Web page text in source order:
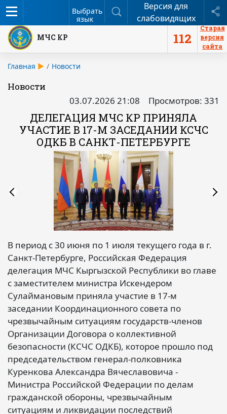
Меню
Выбрать
язык
ПоискВерсия для
слабовидящих
МЧС КР 112
Старая
версия
сайта
Главная Новости
Новости
03.07.2026 21:08
Просмотров: 331
ДЕЛЕГАЦИЯ МЧС КР ПРИНЯЛА
УЧАСТИЕ В 17-М ЗАСЕДАНИИ КСЧС
ОДКБ В САНКТ-ПЕТЕРБУРГЕ
В период с 30 июня по 1 июля текущего года в г.
Санкт-Петербурге, Российская Федерация
делегация МЧС Кыргызской Республики во главе
с заместителем министра Искендером
Сулаймановым приняла участие в 17-м
заседании Координационного совета по
чрезвычайным ситуациям государств-членов
Организации Договора о коллективной
безопасности (КСЧС ОДКБ), которое прошло под
председательством генерал-полковника
Куренкова Александра Вячеславовича -
Министра Российской Федерации по делам
гражданской обороны, чрезвычайным
ситуациям и ликвидации последствий